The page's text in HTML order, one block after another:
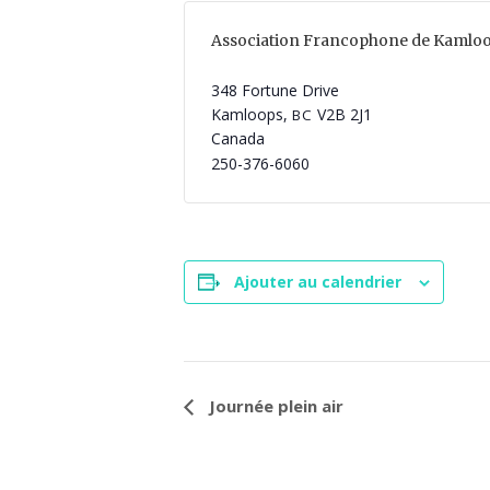
Association Francophone de
348 Fortune Drive
Kamloops, BC V2B 2J1
Canada
250-376-6060
Ajouter au calendrier
N
Journée plein air